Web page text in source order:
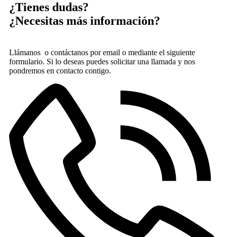
¿Tienes dudas?
¿Necesitas más información?
Llámanos o contáctanos por email o mediante el siguiente
formulario. Si lo deseas puedes solicitar una llamada y nos
pondremos en contacto contigo.